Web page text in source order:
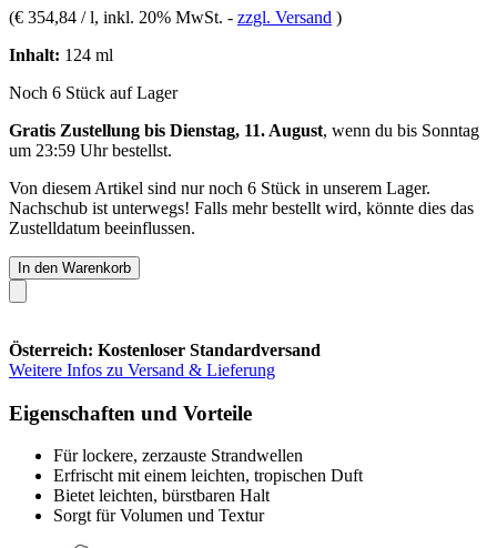
(€ 354,84 / l, inkl. 20% MwSt. - zzgl. Versand )
Inhalt: 124 ml
Noch 6 Stück auf Lager
Gratis Zustellung bis Dienstag, 11. August, wenn du bis Sonntag
um 23:59 Uhrbestellst.
Von diesem Artikel sind nur noch 6 Stück in unserem Lager.
Nachschub ist unterwegs! Falls mehr bestellt wird, könnte dies das
Zustelldatum beeinflussen.
In den Warenkorb
Österreich: Kostenloser Standardversand
Weitere Infos zu Versand & Lieferung
Eigenschaften und Vorteile
Für lockere, zerzauste Strandwellen
Erfrischt mit einem leichten, tropischen Duft
Bietet leichten, bürstbaren Halt
Sorgt für Volumen und Textur